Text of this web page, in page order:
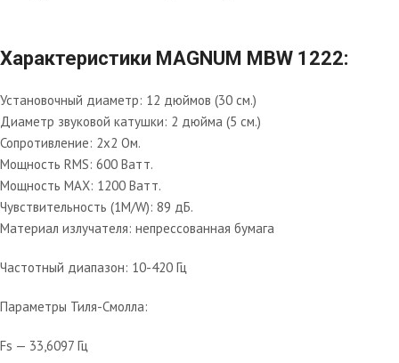
Характеристики MAGNUM MBW 1222:
Установочный диаметр: 12 дюймов (30 см.)
Диаметр звуковой катушки: 2 дюйма (5 см.)
Сопротивление: 2х2 Ом.
Мощность RMS: 600 Ватт.
Мощность MAX: 1200 Ватт.
Чувствительность (1M/W): 89 дБ.
Материал излучателя: непрессованная бумага
Частотный диапазон: 10-420 Гц
Параметры Тиля-Смолла:
Fs — 33,6097 Гц